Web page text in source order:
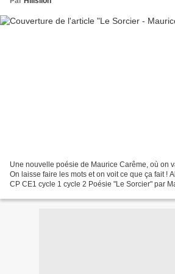
Une nouvelle poésie de Maurice Carême, où on
On laisse faire les mots et on voit ce que ça fait !
CP CE1 cycle 1 cycle 2 Poésie "Le Sorcier" par